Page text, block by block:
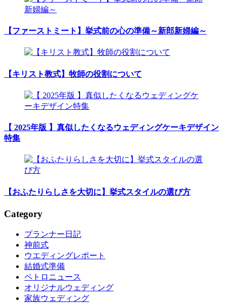
【ファーストミート】挙式前の心の準備～新郎新婦編～
【キリスト教式】牧師の役割について
【 2025年版 】真似したくなるウェディングケーキデザイン
特集
【おふたりらしさを大切に】挙式スタイルの選び方
Category
プランナー日記
神前式
ウエディングレポート
結婚式準備
ペトロニュース
オリジナルウェディング
家族ウェディング